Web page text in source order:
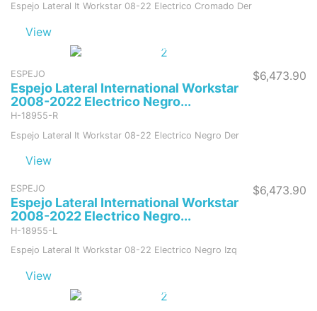
Espejo Lateral It Workstar 08-22 Electrico Cromado Der
View
Sin stock
ESPEJO
Espejo Lateral International Workstar
2008-2022 Electrico Negro...
H-18955-R
$6,473.90
Espejo Lateral It Workstar 08-22 Electrico Negro Der
View
ESPEJO
Espejo Lateral International Workstar
2008-2022 Electrico Negro...
H-18955-L
$6,473.90
Espejo Lateral It Workstar 08-22 Electrico Negro Izq
View
Sin stock